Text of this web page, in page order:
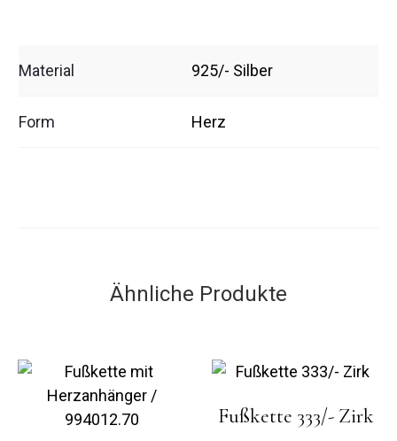
Material 925/- Silber
Form Herz
Ähnliche Produkte
Fußkette 333/- Zirk